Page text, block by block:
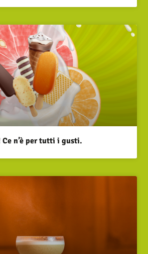
n’è per tutti i gusti.